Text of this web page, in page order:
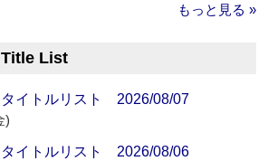
もっと見る »
List
タイトルリスト 2026/08/07
)
タイトルリスト 2026/08/06